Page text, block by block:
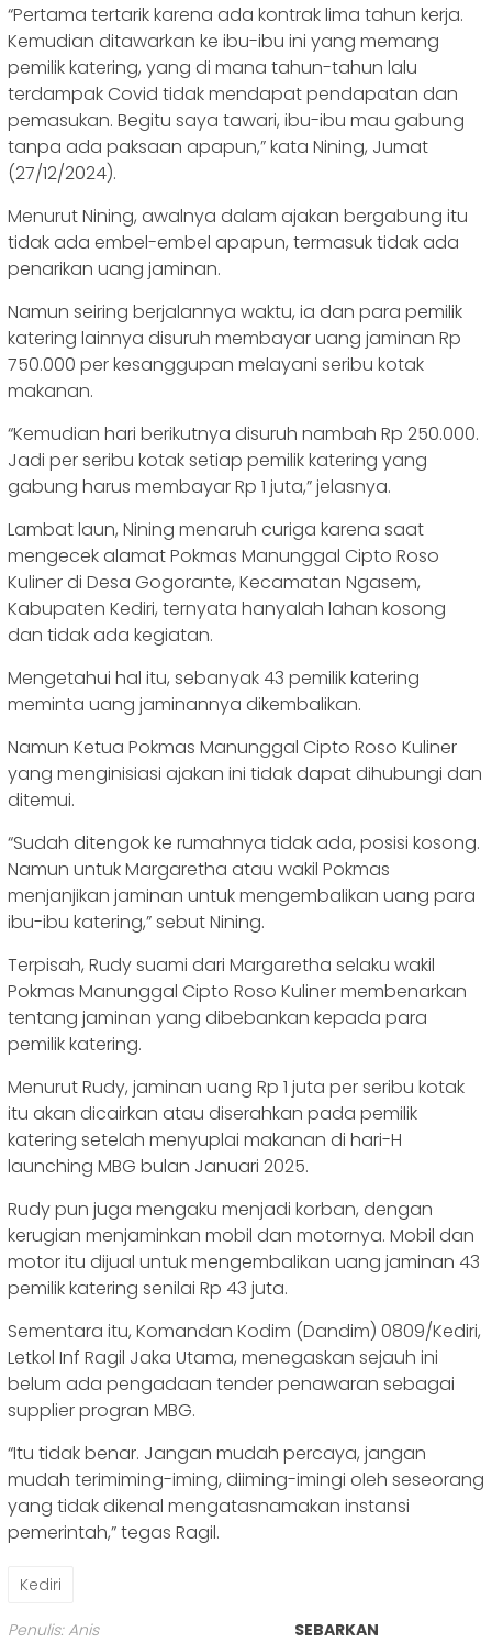
“Pertama tertarik karena ada kontrak lima tahun kerja.
Kemudian ditawarkan ke ibu-ibu ini yang memang
pemilik katering, yang di mana tahun-tahun lalu
terdampak Covid tidak mendapat pendapatan dan
pemasukan. Begitu saya tawari, ibu-ibu mau gabung
tanpa ada paksaan apapun,” kata Nining, Jumat
(27/12/2024).
Menurut Nining, awalnya dalam ajakan bergabung itu
tidak ada embel-embel apapun, termasuk tidak ada
penarikan uang jaminan.
Namun seiring berjalannya waktu, ia dan para pemilik
katering lainnya disuruh membayar uang jaminan Rp
750.000 per kesanggupan melayani seribu kotak
makanan.
“Kemudian hari berikutnya disuruh nambah Rp 250.000.
Jadi per seribu kotak setiap pemilik katering yang
gabung harus membayar Rp 1 juta,” jelasnya.
Lambat laun, Nining menaruh curiga karena saat
mengecek alamat Pokmas Manunggal Cipto Roso
Kuliner di Desa Gogorante, Kecamatan Ngasem,
Kabupaten Kediri, ternyata hanyalah lahan kosong
dan tidak ada kegiatan.
Mengetahui hal itu, sebanyak 43 pemilik katering
meminta uang jaminannya dikembalikan.
Namun Ketua Pokmas Manunggal Cipto Roso Kuliner
yang menginisiasi ajakan ini tidak dapat dihubungi dan
ditemui.
“Sudah ditengok ke rumahnya tidak ada, posisi kosong.
Namun untuk Margaretha atau wakil Pokmas
menjanjikan jaminan untuk mengembalikan uang para
ibu-ibu katering,” sebut Nining.
Terpisah, Rudy suami dari Margaretha selaku wakil
Pokmas Manunggal Cipto Roso Kuliner membenarkan
tentang jaminan yang dibebankan kepada para
pemilik katering.
Menurut Rudy, jaminan uang Rp 1 juta per seribu kotak
itu akan dicairkan atau diserahkan pada pemilik
katering setelah menyuplai makanan di hari-H
launching MBG bulan Januari 2025.
Rudy pun juga mengaku menjadi korban, dengan
kerugian menjaminkan mobil dan motornya. Mobil dan
motor itu dijual untuk mengembalikan uang jaminan 43
pemilik katering senilai Rp 43 juta.
Sementara itu, Komandan Kodim (Dandim) 0809/Kediri,
Letkol Inf Ragil Jaka Utama, menegaskan sejauh ini
belum ada pengadaan tender penawaran sebagai
supplier progran MBG.
“Itu tidak benar. Jangan mudah percaya, jangan
mudah terimiming-iming, diiming-imingi oleh seseorang
yang tidak dikenal mengatasnamakan instansi
pemerintah,” tegas Ragil.
Kediri
Penulis: Anis
SEBARKAN